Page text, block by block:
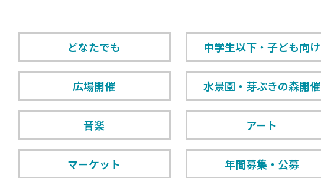
どなたでも 中学生以下・子ども向け
広場開催 水景園・芽ぶきの森開催
音楽 アート
マーケット 年間募集・公募